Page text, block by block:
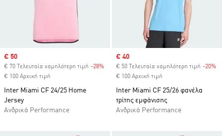
Sale price
€ 50
€ 70 Τελευταία χαμηλότερη τιμή -28% Discount
€ 100 Αρχική τιμή
Inter Miami CF 24/25 Home
Jersey
Ανδρικά Performance
Sale price
€ 40
€ 50 Τελευταία χαμηλότερη τιμή -20%
€ 100 Αρχική τιμή
Inter Miami CF 25/26 φανέλα
τρίτης εμφάνισης
Ανδρικά Performance